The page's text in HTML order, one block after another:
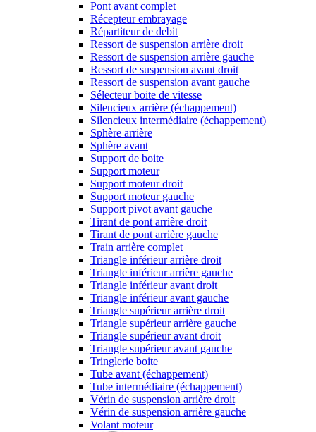
Pont avant complet
Récepteur embrayage
Répartiteur de debit
Ressort de suspension arrière droit
Ressort de suspension arrière gauche
Ressort de suspension avant droit
Ressort de suspension avant gauche
Sélecteur boite de vitesse
Silencieux arrière (échappement)
Silencieux intermédiaire (échappement)
Sphère arrière
Sphère avant
Support de boite
Support moteur
Support moteur droit
Support moteur gauche
Support pivot avant gauche
Tirant de pont arrière droit
Tirant de pont arrière gauche
Train arrière complet
Triangle inférieur arrière droit
Triangle inférieur arrière gauche
Triangle inférieur avant droit
Triangle inférieur avant gauche
Triangle supérieur arrière droit
Triangle supérieur arrière gauche
Triangle supérieur avant droit
Triangle supérieur avant gauche
Tringlerie boite
Tube avant (échappement)
Tube intermédiaire (échappement)
Vérin de suspension arrière droit
Vérin de suspension arrière gauche
Volant moteur